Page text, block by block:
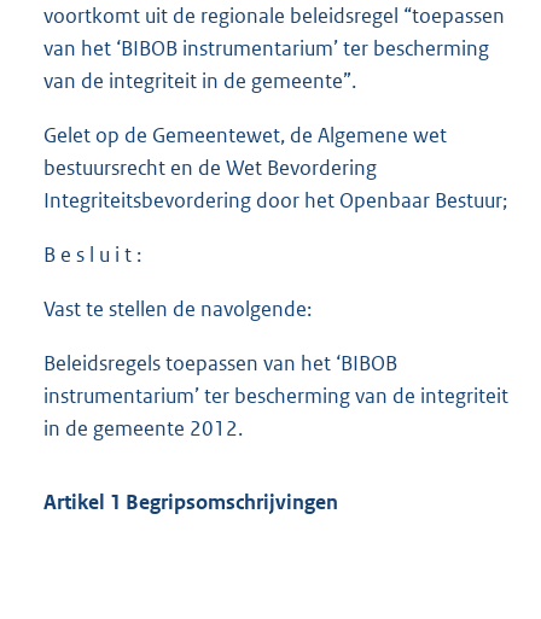
voortkomt uit de regionale beleidsregel “toepassen
van het ‘BIBOB instrumentarium’ ter bescherming
van de integriteit in de gemeente”.
Gelet op de Gemeentewet, de Algemene wet
bestuursrecht en de Wet Bevordering
Integriteitsbevordering door het Openbaar Bestuur;
B e s l u i t :
Vast te stellen de navolgende:
Beleidsregels toepassen van het ‘BIBOB
instrumentarium’ ter bescherming van de integriteit
in de gemeente 2012.
Artikel 1 Begripsomschrijvingen